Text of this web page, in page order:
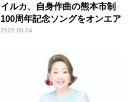
イルカ、自身作曲の熊本市制
100周年記念ソングをオンエア
2026.08.04